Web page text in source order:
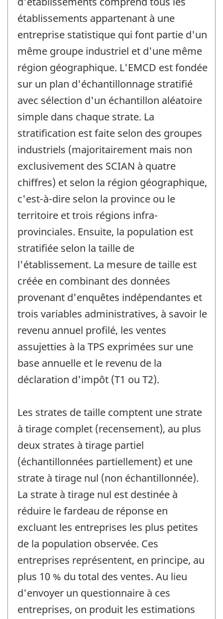
établissements appartenant à une
entreprise statistique qui font partie d'un
même groupe industriel et d'une même
région géographique. L'EMCD est fondée
sur un plan d'échantillonnage stratifié
avec sélection d'un échantillon aléatoire
simple dans chaque strate. La
stratification est faite selon des groupes
industriels (majoritairement mais non
exclusivement des SCIAN à quatre
chiffres) et selon la région géographique,
c'est-à-dire selon la province ou le
territoire et trois régions infra-
provinciales. Ensuite, la population est
stratifiée selon la taille de
l'établissement. La mesure de taille est
créée en combinant des données
provenant d'enquêtes indépendantes et
trois variables administratives, à savoir le
revenu annuel profilé, les ventes
assujetties à la TPS exprimées sur une
base annuelle et le revenu de la
déclaration d'impôt (T1 ou T2).
Les strates de taille comptent une strate
à tirage complet (recensement), au plus
deux strates à tirage partiel
(échantillonnées partiellement) et une
strate à tirage nul (non échantillonnée).
La strate à tirage nul est destinée à
réduire le fardeau de réponse en
excluant les entreprises les plus petites
de la population observée. Ces
entreprises représentent, en principe, au
plus 10 % du total des ventes. Au lieu
d'envoyer un questionnaire à ces
entreprises, on produit les estimations